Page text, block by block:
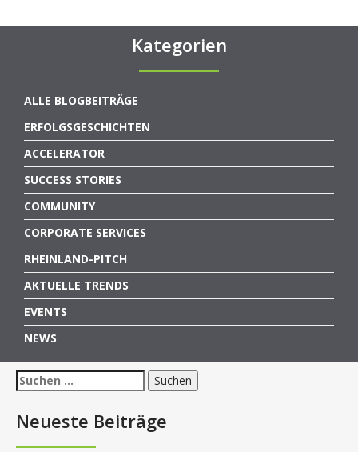
Kategorien
ALLE BLOGBEITRÄGE
ERFOLGSGESCHICHTEN
ACCELERATOR
SUCCESS STORIES
COMMUNITY
CORPORATE SERVICES
RHEINLAND-PITCH
AKTUELLE TRENDS
EVENTS
NEWS
Suchen
nach:
Neueste Beiträge